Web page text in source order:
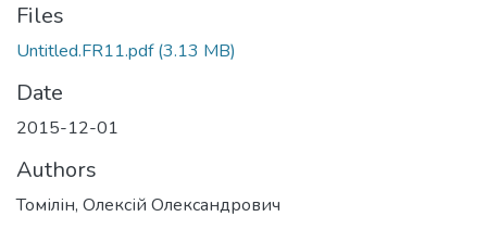
Files
Untitled.FR11.pdf(3.13 MB)
Date
2015-12-01
Authors
Томілін, Олексій Олександрович